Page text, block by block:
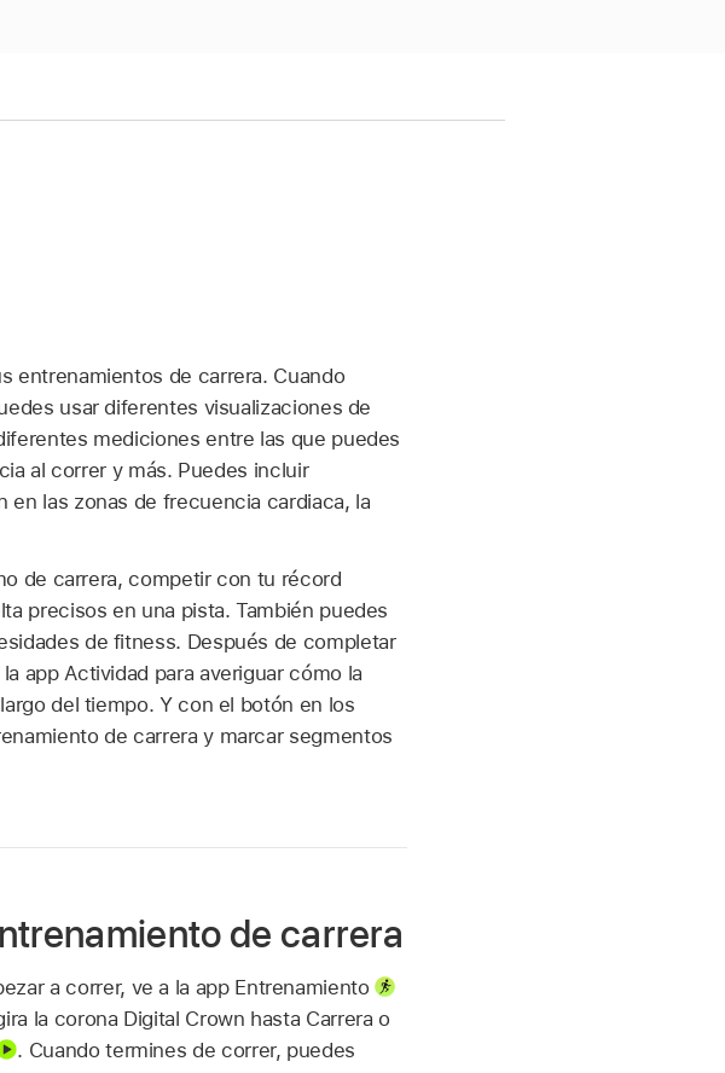
entrenamientos de carrera. Cuando
usar diferentes visualizaciones de
mediciones entre las que puedes
al correr y más. Puedes incluir
las zonas de frecuencia cardiaca, la
de carrera, competir con tu récord
precisos en una pista. También puedes
de fitness. Después de completar
app Actividad para averiguar cómo la
del tiempo. Y con el botón en los
de carrera y marcar segmentos
de carrera
a correr, ve a la app Entrenamiento
la corona Digital Crown hasta Carrera o
. Cuando termines de correr, puedes